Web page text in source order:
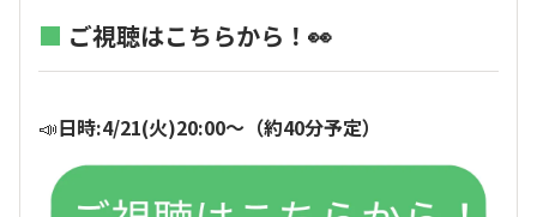
■ ご視聴はこちらから！👀
📣日時:4/21(火)20:00～（約40分予定）